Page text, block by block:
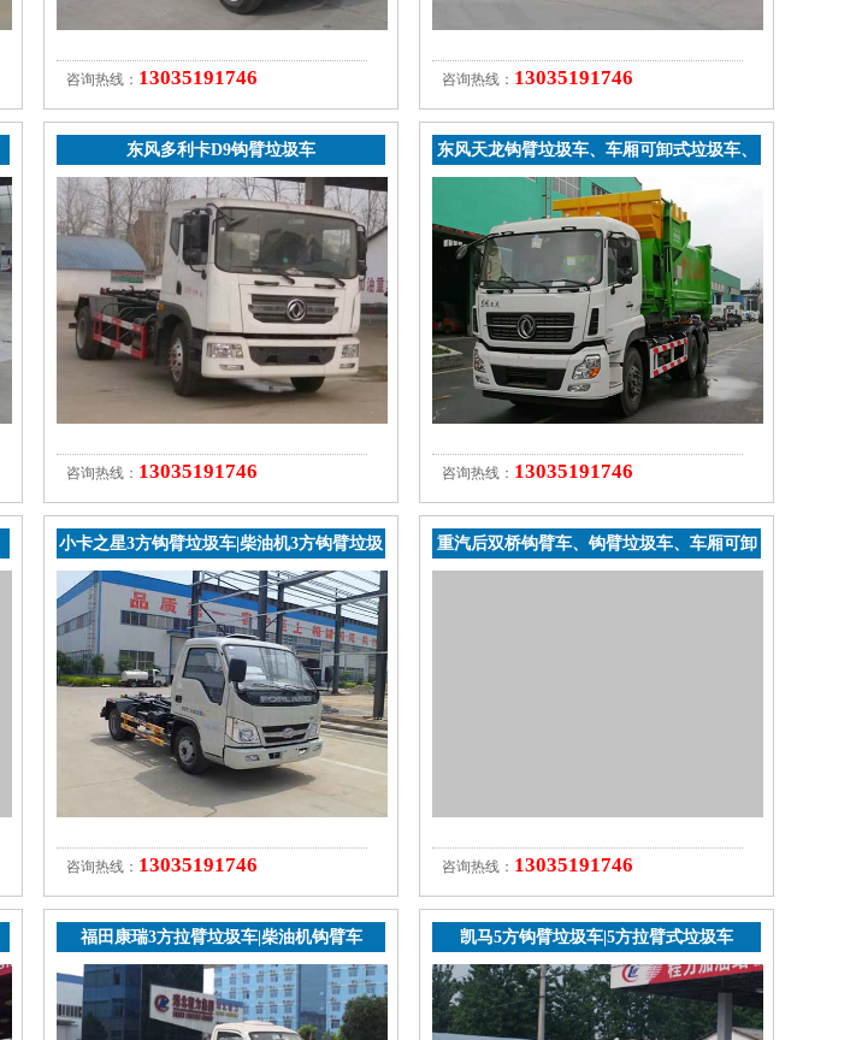
咨询热线： 13035191746 咨询热线： 13035191746
东风多利卡D9钩臂垃圾车
咨询热线： 13035191746
东风天龙钩臂垃圾车、车厢可卸式垃圾车、
钩臂垃圾车
咨询热线： 13035191746
小卡之星3方钩臂垃圾车|柴油机3方钩臂垃圾
车
咨询热线： 13035191746
重汽后双桥钩臂车、钩臂垃圾车、车厢可卸
式垃圾车
咨询热线： 13035191746
福田康瑞3方拉臂垃圾车|柴油机钩臂车 凯马5方钩臂垃圾车|5方拉臂式垃圾车